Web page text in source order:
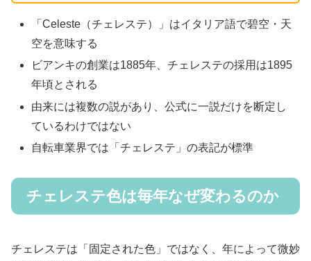
「Celeste（チェレステ）」はイタリア語で碧空・天
空を意味する
ビアンキの創業は1885年、チェレステの採用は1895
年頃とされる
由来には複数の説があり、公式に一説だけを断定し
ているわけではない
自転車業界では「チェレステ」の表記が標準
チェレステ色は毎年なぜ変わるのか
チェレステは「固定された色」ではなく、年によって微妙